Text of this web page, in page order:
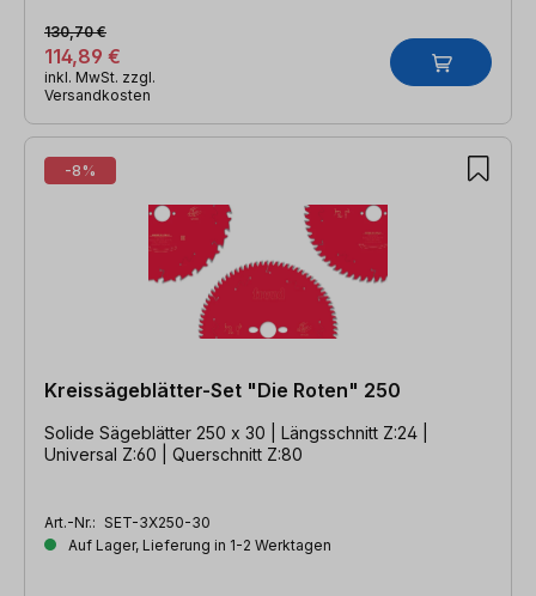
114,89 €
130,70 €
inkl. MwSt. zzgl.
Versandkosten
-8%
Kreissägeblätter-Set "Die Roten" 250
Solide Sägeblätter 250 x 30 | Längsschnitt Z:24 |
Universal Z:60 | Querschnitt Z:80
Art.-Nr.: SET-3X250-30
Auf Lager, Lieferung in 1-2 Werktagen